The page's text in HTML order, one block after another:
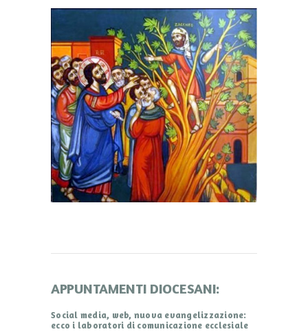
APPUNTAMENTI DIOCESANI:
Social media, web, nuova evangelizzazione:
ecco i laboratori di comunicazione ecclesiale